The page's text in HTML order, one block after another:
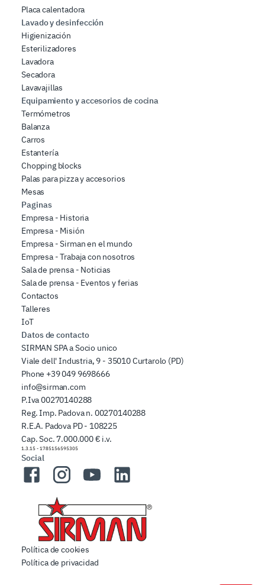
Placa calentadora
Lavado y desinfección
Higienización
Esterilizadores
Lavadora
Secadora
Lavavajillas
Equipamiento y accesorios de cocina
Termómetros
Balanza
Carros
Estantería
Chopping blocks
Palas para pizza y accesorios
Mesas
Paginas
Empresa - Historia
Empresa - Misión
Empresa - Sirman en el mundo
Empresa - Trabaja con nosotros
Sala de prensa - Noticias
Sala de prensa - Eventos y ferias
Contactos
Talleres
IoT
Datos de contacto
SIRMAN SPA a Socio unico
Viale dell' Industria, 9 - 35010 Curtarolo (PD)
Phone +39 049 9698666
info@sirman.com
P.Iva 00270140288
Reg. Imp. Padova n. 00270140288
R.E.A. Padova PD - 108225
Cap. Soc. 7.000.000 € i.v.
1.3.15 - 1785156595305
Social
FacebookInstagramYouTubeLinkedIn
Política de cookies
Política de privacidad